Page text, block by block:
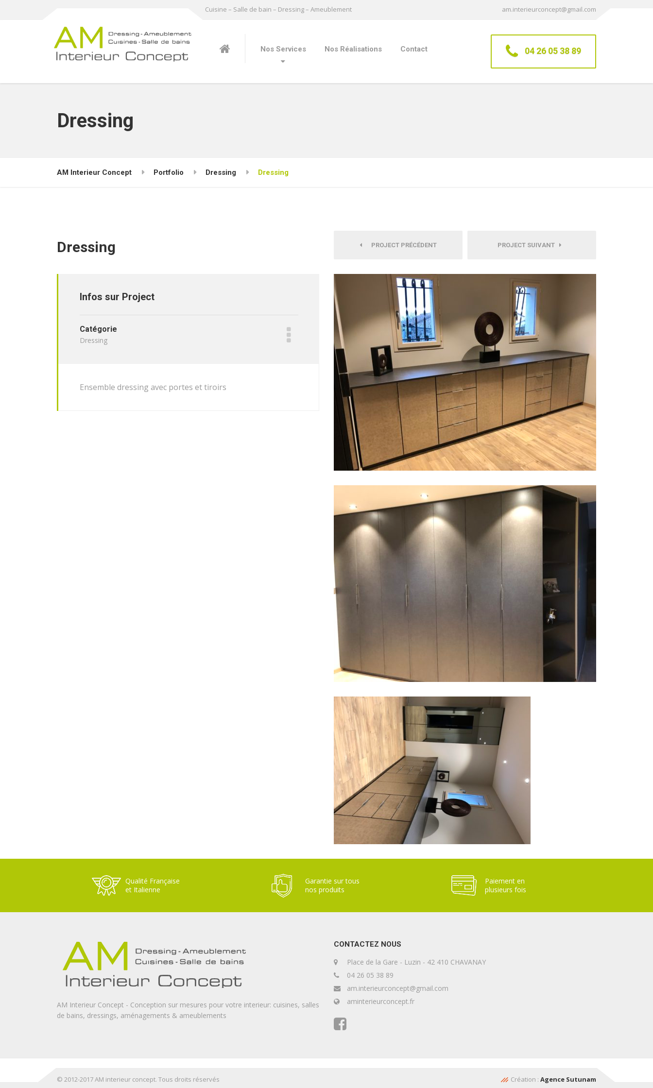
Cuisine – Salle de bain – Dressing – Ameublement am.interieurconcept@gmail.com
Nos Services Nos Réalisations Contact 04 26 05 38 89
Dressing
AM Interieur Concept Portfolio Dressing Dressing
Dressing
Infos sur Project
Catégorie
Dressing
Ensemble dressing avec portes et tiroirs
PROJECT PRÉCÉDENT PROJECT SUIVANT
Qualité Française
et Italienne
Garantie sur tous
nos produits
Paiement en
plusieurs fois
AM Interieur Concept - Conception sur mesures pour votre interieur: cuisines, salles
de bains, dressings, aménagements & ameublements
CONTACTEZ NOUS
Place de la Gare - Luzin - 42 410 CHAVANAY
04 26 05 38 89
am.interieurconcept@gmail.com
aminterieurconcept.fr
© 2012-2017 AM interieur concept. Tous droits réservés Création : Agence Sutunam